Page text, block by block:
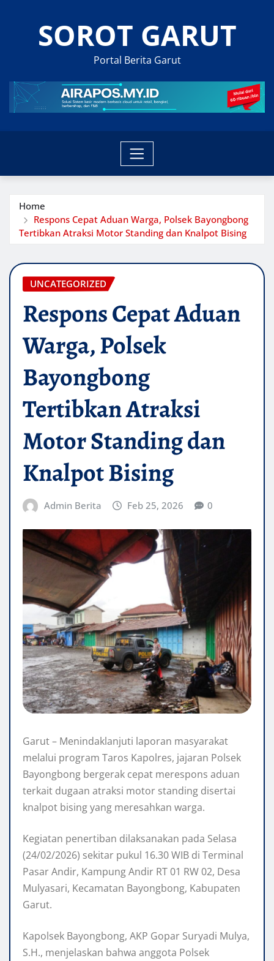
SOROT GARUT
Portal Berita Garut
Home
Respons Cepat Aduan Warga, Polsek Bayongbong
Tertibkan Atraksi Motor Standing dan Knalpot Bising
UNCATEGORIZED
Respons Cepat Aduan
Warga, Polsek
Bayongbong
Tertibkan Atraksi
Motor Standing dan
Knalpot Bising
Admin Berita Feb 25, 2026 0
Garut – Menindaklanjuti laporan masyarakat
melalui program Taros Kapolres, jajaran Polsek
Bayongbong bergerak cepat merespons aduan
terkait dugaan atraksi motor standing disertai
knalpot bising yang meresahkan warga.
Kegiatan penertiban dilaksanakan pada Selasa
(24/02/2026) sekitar pukul 16.30 WIB di Terminal
Pasar Andir, Kampung Andir RT 01 RW 02, Desa
Mulyasari, Kecamatan Bayongbong, Kabupaten
Garut.
Kapolsek Bayongbong, AKP Gopar Suryadi Mulya,
S.H., menjelaskan bahwa anggota Polsek